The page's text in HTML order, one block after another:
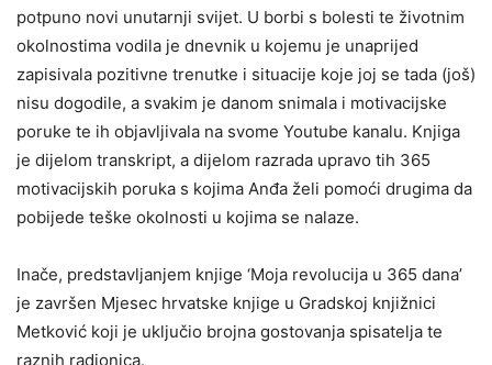
potpuno novi unutarnji svijet. U borbi s bolesti te životnim
okolnostima vodila je dnevnik u kojemu je unaprijed
zapisivala pozitivne trenutke i situacije koje joj se tada (još)
nisu dogodile, a svakim je danom snimala i motivacijske
poruke te ih objavljivala na svome Youtube kanalu. Knjiga
je dijelom transkript, a dijelom razrada upravo tih 365
motivacijskih poruka s kojima Anđa želi pomoći drugima da
pobijede teške okolnosti u kojima se nalaze.
Inače, predstavljanjem knjige ‘Moja revolucija u 365 dana’
je završen Mjesec hrvatske knjige u Gradskoj knjižnici
Metković koji je uključio brojna gostovanja spisatelja te
raznih radionica.